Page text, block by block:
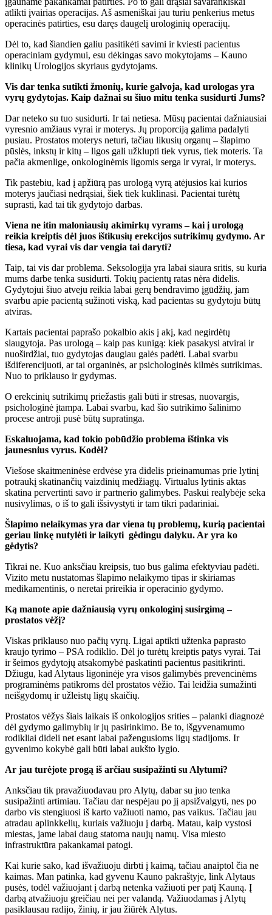
atlikti įvairias operacijas. Aš asmeniškai jau turiu penkerius metus
operacinės patirties, esu daręs daugelį urologinių operacijų.
Dėl to, kad šiandien galiu pasitikėti savimi ir kviesti pacientus
operaciniam gydymui, esu dėkingas savo mokytojams – Kauno
klinikų Urologijos skyriaus gydytojams.
Vis dar tenka sutikti žmonių, kurie galvoja, kad urologas yra
vyrų gydytojas. Kaip dažnai su šiuo mitu tenka susidurti Jums?
Dar neteko su tuo susidurti. Ir tai netiesa. Mūsų pacientai dažniausiai
vyresnio amžiaus vyrai ir moterys. Jų proporciją galima padalyti
pusiau. Prostatos moterys neturi, tačiau likusių organų – šlapimo
pūslės, inkstų ir kitų – ligos gali užklupti tiek vyrus, tiek moteris. Ta
pačia akmenlige, onkologinėmis ligomis serga ir vyrai, ir moterys.
Tik pastebiu, kad į apžiūrą pas urologą vyrą atėjusios kai kurios
moterys jaučiasi nedrąsiai, šiek tiek kuklinasi. Pacientai turėtų
suprasti, kad tai tik gydytojo darbas.
Viena ne itin maloniausių akimirkų vyrams – kai į urologą
reikia kreiptis dėl juos ištikusių erekcijos sutrikimų gydymo. Ar
tiesa, kad vyrai vis dar vengia tai daryti?
Taip, tai vis dar problema. Seksologija yra labai siaura sritis, su kuria
mums darbe tenka susidurti. Tokių pacientų ratas nėra didelis.
Gydytojui šiuo atveju reikia labai gerų bendravimo įgūdžių, jam
svarbu apie pacientą sužinoti viską, kad pacientas su gydytoju būtų
atviras.
Kartais pacientai paprašo pokalbio akis į akį, kad negirdėtų
slaugytoja. Pas urologą – kaip pas kunigą: kiek pasakysi atvirai ir
nuoširdžiai, tuo gydytojas daugiau galės padėti. Labai svarbu
išdiferencijuoti, ar tai organinės, ar psichologinės kilmės sutrikimas.
Nuo to priklauso ir gydymas.
O erekcinių sutrikimų priežastis gali būti ir stresas, nuovargis,
psichologinė įtampa. Labai svarbu, kad šio sutrikimo šalinimo
procese antroji pusė būtų supratinga.
Eskaluojama, kad tokio pobūdžio problema ištinka vis
jaunesnius vyrus. Kodėl?
Viešose skaitmeninėse erdvėse yra didelis prieinamumas prie lytinį
potraukį skatinančių vaizdinių medžiagų. Virtualus lytinis aktas
skatina pervertinti savo ir partnerio galimybes. Paskui realybėje seka
nusivylimas, o iš to gali išsivystyti ir tam tikri padariniai.
Šlapimo nelaikymas yra dar viena tų problemų, kurią pacientai
geriau linkę nutylėti ir laikyti gėdingu dalyku. Ar yra ko
gėdytis?
Tikrai ne. Kuo anksčiau kreipsis, tuo bus galima efektyviau padėti.
Vizito metu nustatomas šlapimo nelaikymo tipas ir skiriamas
medikamentinis, o neretai prireikia ir operacinio gydymo.
Ką manote apie dažniausią vyrų onkologinį susirgimą –
prostatos vėžį?
Viskas priklauso nuo pačių vyrų. Ligai aptikti užtenka paprasto
kraujo tyrimo – PSA rodiklio. Dėl jo turėtų kreiptis patys vyrai. Tai
ir šeimos gydytojų atsakomybė paskatinti pacientus pasitikrinti.
Džiugu, kad Alytaus ligoninėje yra visos galimybės prevencinėms
programinėms patikroms dėl prostatos vėžio. Tai leidžia sumažinti
neišgydomų ir užleistų ligų skaičių.
Prostatos vėžys šiais laikais iš onkologijos srities – palanki diagnozė
dėl gydymo galimybių ir jų pasirinkimo. Be to, išgyvenamumo
rodikliai dideli net esant labai pažengusioms ligų stadijoms. Ir
gyvenimo kokybė gali būti labai aukšto lygio.
Ar jau turėjote progą iš arčiau susipažinti su Alytumi?
Anksčiau tik pravažiuodavau pro Alytų, dabar su juo tenka
susipažinti artimiau. Tačiau dar nespėjau po jį apsižvalgyti, nes po
darbo vis stengiuosi iš karto važiuoti namo, pas vaikus. Tačiau jau
atradau aplinkkelių, kuriais važiuoju į darbą. Matau, kaip vystosi
miestas, jame labai daug statoma naujų namų. Visa miesto
infrastruktūra pakankamai patogi.
Kai kurie sako, kad išvažiuoju dirbti į kaimą, tačiau anaiptol čia ne
kaimas. Man patinka, kad gyvenu Kauno pakraštyje, link Alytaus
pusės, todėl važiuojant į darbą netenka važiuoti per patį Kauną. Į
darbą atvažiuoju greičiau nei per valandą. Važiuodamas į Alytų
pasiklausau radijo, žinių, ir jau žiūrėk Alytus.